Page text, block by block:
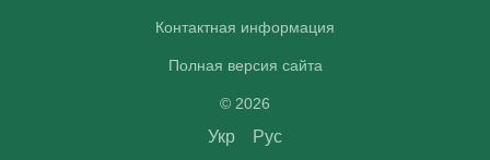
Контактная информация
Полная версия сайта
© 2026
Укр Рус